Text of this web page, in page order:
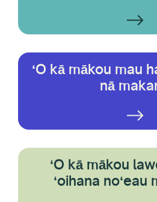
ʻO kā mākou mau
nā
ʻO kā mākou
ʻoihana noʻeau